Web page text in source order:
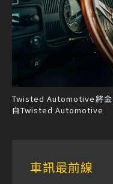
Twisted Automotive將金
自Twisted Automotive
車訊最前線